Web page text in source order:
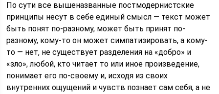
По сути все вышеназванные постмодернистские
принципы несут в себе единый смысл — текст может
быть понят по-разному, может быть принят по-
разному, кому-то он может симпатизировать, а кому-
то — нет, не существует разделения на «добро» и
«зло», любой, кто читает то или иное произведение,
понимает его по-своему и, исходя из своих
внутренних ощущений и чувств познает сам себя, а не